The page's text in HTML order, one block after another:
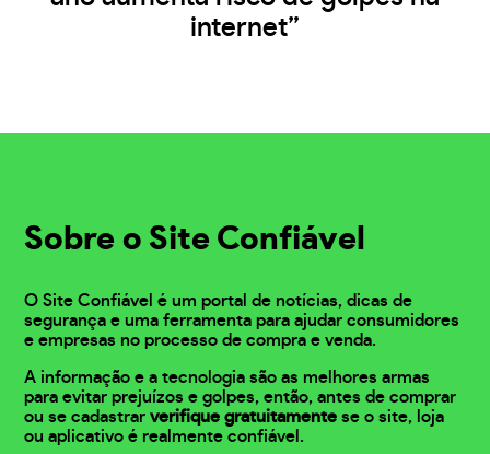
internet”
Sobre o Site Confiável
O Site Confiável é um portal de notícias, dicas de
segurança e uma ferramenta para ajudar consumidores
e empresas no processo de compra e venda.
A informação e a tecnologia são as melhores armas
para evitar prejuízos e golpes, então, antes de comprar
ou se cadastrarverifique gratuitamente se o site, loja
ou aplicativo é realmente confiável.